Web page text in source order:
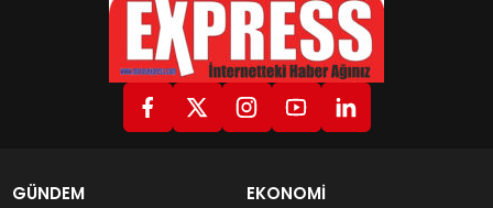
GÜNDEM EKONOMİ